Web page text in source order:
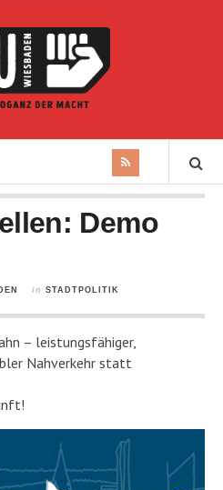
Demo
in STADTPOLITIK
– leistungsfähiger,
Nahverkehr statt